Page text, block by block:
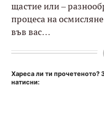
щастие или –
процеса на
във вас…
Хареса ли ти прочетеното?
натисни: